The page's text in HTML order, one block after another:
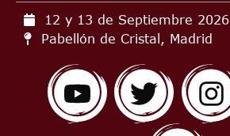
12 y 13 de Septiembre 2026
Pabellón de Cristal, Madrid